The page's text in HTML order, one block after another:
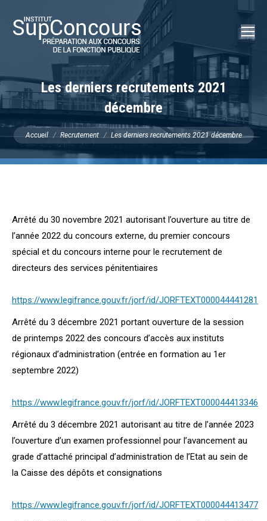
:
Les derniers recrutements 2021
décembre
Vous êtes ici :
Accueil Recrutement Les derniers recrutements 2021 décembre
Arrêté du 30 novembre 2021 autorisant l’ouverture au titre de
l’année 2022 du concours externe, du premier concours
spécial et du concours interne pour le recrutement de
directeurs des services pénitentiaires
https://www.legifrance.gouv.fr/jorf/id/JORFTEXT000044441281
Arrêté du 3 décembre 2021 portant ouverture de la session
de printemps 2022 des concours d’accès aux instituts
régionaux d’administration (entrée en formation au 1er
septembre 2022)
https://www.legifrance.gouv.fr/jorf/id/JORFTEXT000044413346
Arrêté du 3 décembre 2021 autorisant au titre de l’année 2023
l’ouverture d’un examen professionnel pour l’avancement au
grade d’attaché principal d’administration de l’Etat au sein de
la Caisse des dépôts et consignations
https://www.legifrance.gouv.fr/jorf/id/JORFTEXT000044413477